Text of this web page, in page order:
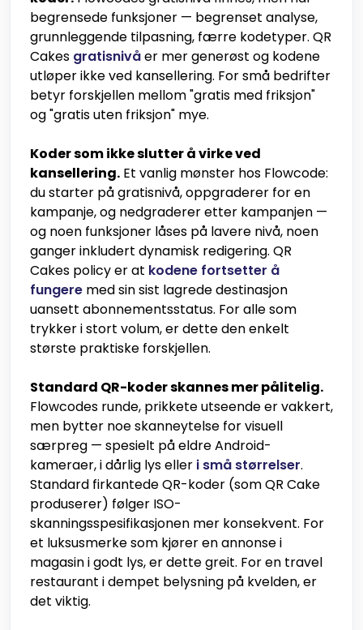
begrensede funksjoner — begrenset analyse,
grunnleggende tilpasning, færre kodetyper. QR
Cakes gratisnivåer mer generøst og kodene
utløper ikke ved kansellering. For små bedrifter
betyr forskjellen mellom "gratis med friksjon"
og "gratis uten friksjon" mye.
Koder som ikke slutter å virke ved
kansellering. Et vanlig mønster hos Flowcode:
du starter på gratisnivå, oppgraderer for en
kampanje, og nedgraderer etter kampanjen —
og noen funksjoner låses på lavere nivå, noen
ganger inkludert dynamisk redigering. QR
Cakes policy er at kodene fortsetter å
fungere med sin sist lagrede destinasjon
uansett abonnementsstatus. For alle som
trykker i stort volum, er dette den enkelt
største praktiske forskjellen.
Standard QR-koder skannes mer pålitelig.
Flowcodes runde, prikkete utseende er vakkert,
men bytter noe skanneytelse for visuell
særpreg — spesielt på eldre Android-
kameraer, i dårlig lys eller i små størrelser.
Standard firkantede QR-koder (som QR Cake
produserer) følger ISO-
skanningsspesifikasjonen mer konsekvent. For
et luksusmerke som kjører en annonse i
magasin i godt lys, er dette greit. For en travel
restaurant i dempet belysning på kvelden, er
det viktig.